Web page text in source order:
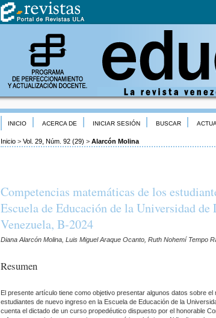
INICIO ACERCA DE INICIAR SESIÓN BUSCAR
Inicio > Vol. 29, Núm. 92 (29) > Alarcón Molina
Competencias matemáticas de los
Escuela de Educación de la Universidad
Venezuela, B-2024
Diana Alarcón Molina, Luis Miguel Araque Ocanto, Ruth Nohemí Tempo
Resumen
El presente artículo tiene como objetivo presentar algunos datos sobre
estudiantes de nuevo ingreso en la Escuela de Educación de la
cuenta el dictado de un curso propedéutico dispuesto por el honorable